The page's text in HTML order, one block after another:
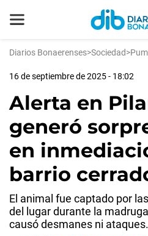
Diarios Bonaerenses>Sociedad>
16 de septiembre de 2025 - 18:02
Alerta en
generó
en
barrio
El animal fue captado por
del lugar durante la
causó desmanes ni ataques.